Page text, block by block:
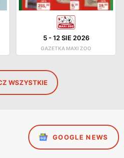
5-12 SIE 2026
GAZETKA MAXI ZOO
WSZYSTKIE
GOOGLE NEWS